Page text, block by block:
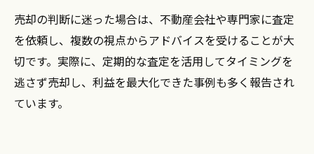
売却の判断に迷った場合は、不動産会社や専門家に査定
を依頼し、複数の視点からアドバイスを受けることが大
切です。実際に、定期的な査定を活用してタイミングを
逃さず売却し、利益を最大化できた事例も多く報告され
ています。